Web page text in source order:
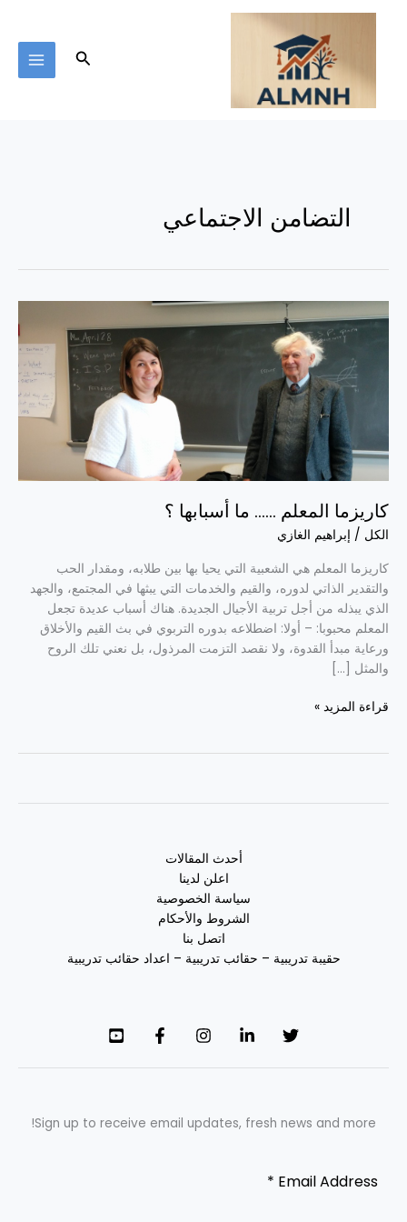
تخطي
البحث
التضامن الاجتماعي
كاريزما المعلم …… ما أسبابها ؟
الكل / إبراهيم الغازي
كاريزما المعلم هي الشعبية التي يحيا بها بين طلابه، ومقدار الحب
والتقدير الذاتي لدوره، والقيم والخدمات التي يبثها في المجتمع، والجهد
الذي يبذله من أجل تربية الأجيال الجديدة. هناك أسباب عديدة تجعل
المعلم محبوبا: – أولا: اضطلاعه بدوره التربوي في بث القيم والأخلاق
ورعاية مبدأ القدوة، ولا نقصد التزمت المرذول، بل نعني تلك الروح
والمثل […]
كاريزما
المعلم
أسبابها
قراءة المزيد »
أحدث المقالات
اعلن لدينا
سياسة الخصوصية
الشروط والأحكام
اتصل بنا
حقيبة تدريبية – حقائب تدريبية – اعداد حقائب تدريبية
Sign up to receive email updates, fresh news and more!